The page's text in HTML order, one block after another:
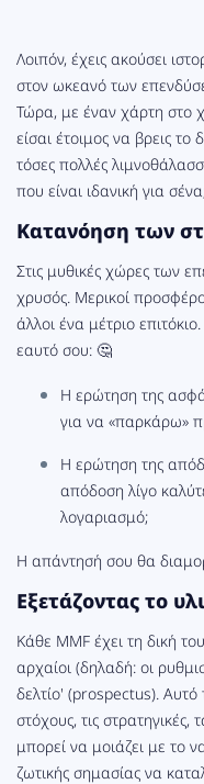
Λοιπόν, έχεις ακούσει
στον ωκεανό των
Τώρα, με έναν χάρτη στο
είσαι έτοιμος να βρεις
τόσες πολλές
που είναι ιδανική για
Κατανόηση των
Στις μυθικές χώρες των
χρυσός. Μερικοί
άλλοι ένα μέτριο
εαυτό σου: 🤔
Η ερώτηση της
για να «παρκάρω»
Η ερώτηση της
απόδοση λίγο
λογαριασμό;
Η απάντησή σου θα
Εξετάζοντας το
Κάθε MMF έχει τη δική
αρχαίοι (δηλαδή: οι
δελτίο' (prospectus). Αυτό
στόχους, τις στρατηγικές,
μπορεί να μοιάζει με το
ζωτικής σημασίας να